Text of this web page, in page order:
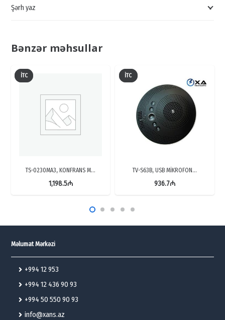
Şərh yaz
Bənzər məhsullar
İTC
TS-0230MA3, KONFRANS M…
1,198.5₼
İTC
TV-S63B, USB MİKROFON…
936.7₼
Məlumat Mərkəzi
+994 12 953
+994 12 436 90 93
+994 50 550 90 93
info@xans.az